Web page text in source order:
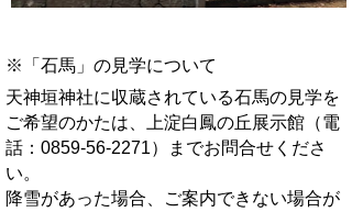
※「石馬」の見学について
天神垣神社に収蔵されている石馬の見学を
ご希望のかたは、上淀白鳳の丘展示館（電
話：0859‐56‐2271）までお問合せくださ
い。
降雪があった場合、ご案内できない場合が